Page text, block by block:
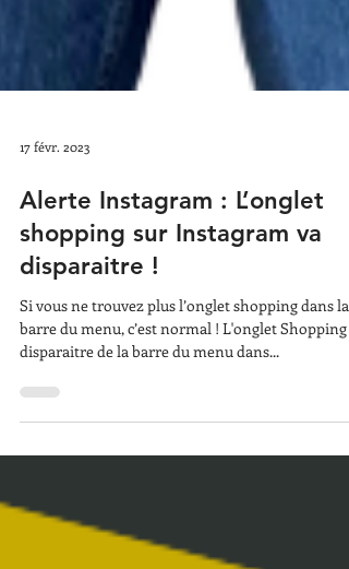
Alerte Instagram : L’onglet
shopping sur Instagram va
disparaitre !
Si vous ne trouvez plus l’onglet shopping dans la
barre du menu, c’est normal ! L'onglet Shopping
disparaitre de la barre du menu dans...